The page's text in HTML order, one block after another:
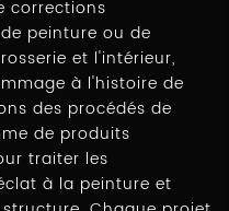
corrections
peinture ou de
et l'intérieur,
à l'histoire de
des procédés de
de produits
traiter les
à la peinture et